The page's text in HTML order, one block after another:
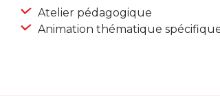
Atelier pédagogique
Animation thématique